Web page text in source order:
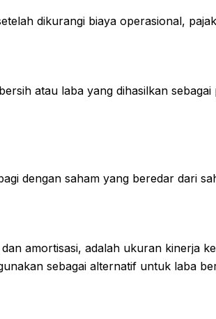
dikurangi biaya operasional,
atau laba yang dihasilkan sebagai
dengan saham yang beredar dari
amortisasi, adalah ukuran kinerja
sebagai alternatif untuk laba